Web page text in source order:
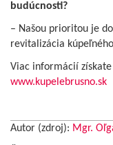
budúcnosti?
– Našou prioritou je
revitalizácia
Viac informácií
www.kupelebrusno.sk
Autor (zdroj): Mgr.